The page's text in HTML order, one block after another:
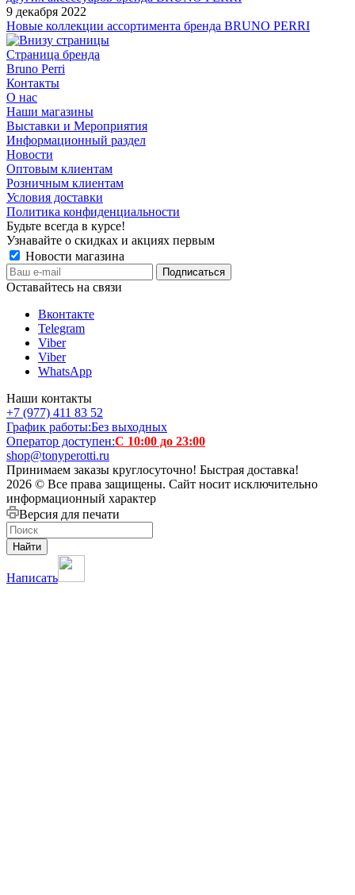
9 декабря 2022
Новые коллекции ассортимента бренда BRUNO PERRI
Страница бренда
Bruno Perri
Контакты
О нас
Наши магазины
Выставки и Мероприятия
Информационный раздел
Новости
Оптовым клиентам
Розничным клиентам
Условия доставки
Политика конфиденциальности
Будьте всегда в курсе!
Узнавайте о скидках и акциях первым
Новости магазина
Оставайтесь на связи
Вконтакте
Telegram
Viber
Viber
WhatsApp
Наши контакты
+7 (977) 411 83 52
График работы:Без выходных
Оператор доступен:С 10:00 до 23:00
shop@tonyperotti.ru
Принимаем заказы круглосуточно! Быстрая доставка!
2026 © Все права защищены. Сайт носит исключительно
информационный характер
Версия для печати
Найти
Написать